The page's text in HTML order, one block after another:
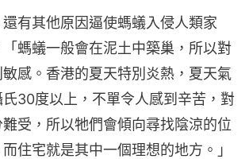
有其他原因逼使螞蟻入侵人類家
螞蟻一般會在泥土中築巢，所以對
感。香港的夏天特別炎熱，夏天氣
30度以上，不單令人感到辛苦，對
受，所以牠們會傾向尋找陰涼的位
住宅就是其中一個理想的地方。」